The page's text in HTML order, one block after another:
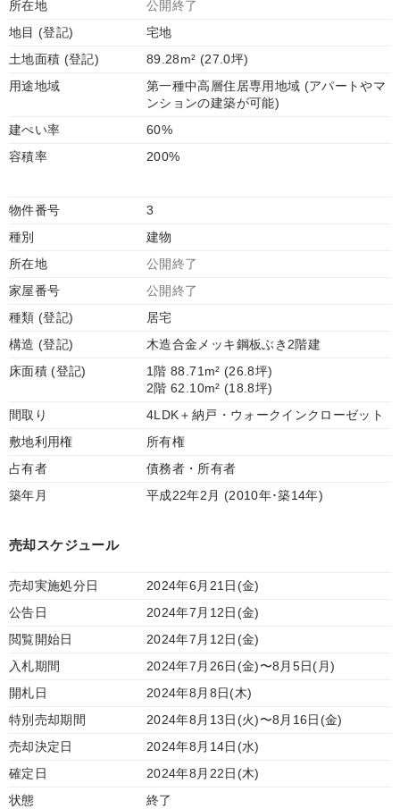
所在地
公開終了
地目 (登記)
宅地
土地面積 (登記)
89.28m² (27.0坪)
用途地域
第一種中高層住居専用地域 (アパートやマ
ンションの建築が可能)
建ぺい率
60%
容積率
200%
物件番号
3
種別
建物
所在地
公開終了
家屋番号
公開終了
種類 (登記)
居宅
構造 (登記)
木造合金メッキ鋼板ぶき2階建
床面積 (登記)
1階 88.71m² (26.8坪)
2階 62.10m² (18.8坪)
間取り
4LDK＋納戸・ウォークインクローゼット
敷地利用権
所有権
占有者
債務者・所有者
築年月
平成22年2月 (2010年･築14年)
売却スケジュール
売却実施処分日
2024年6月21日(金)
公告日
2024年7月12日(金)
閲覧開始日
2024年7月12日(金)
入札期間
2024年7月26日(金)〜8月5日(月)
開札日
2024年8月8日(木)
特別売却期間
2024年8月13日(火)〜8月16日(金)
売却決定日
2024年8月14日(水)
確定日
2024年8月22日(木)
状態
終了